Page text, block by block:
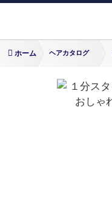
ホーム ヘアカタログ